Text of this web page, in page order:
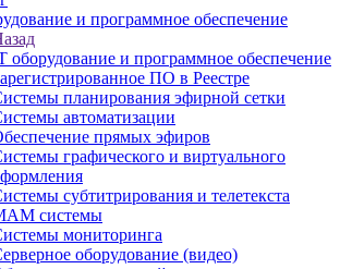
и программное обеспечение
оборудование и программное обеспечение
ПО в Реестре
планирования эфирной сетки
автоматизации
прямых эфиров
графического и виртуального
субтитрирования и телетекста
системы
мониторинга
оборудование (видео)